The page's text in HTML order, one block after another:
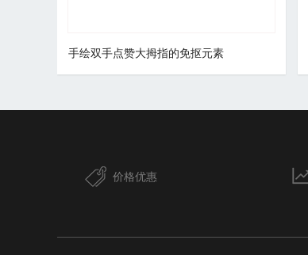
手绘双手点赞大拇指的免抠元素
价格优惠